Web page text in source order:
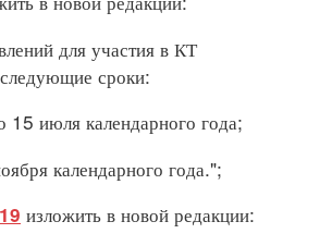
для участия в КТ
сроки:
июля календарного года;
календарного года.";
19 изложить в новой редакции: